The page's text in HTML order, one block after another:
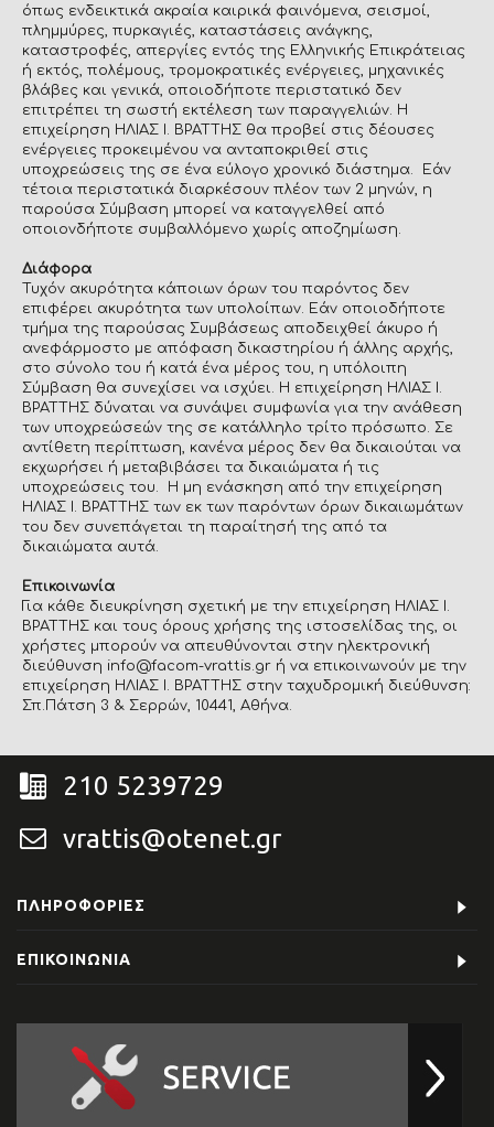
όπως ενδεικτικά ακραία καιρικά φαινόμενα, σεισμοί,
πλημμύρες, πυρκαγιές, καταστάσεις ανάγκης,
καταστροφές, απεργίες εντός της Ελληνικής Επικράτειας
ή εκτός, πολέμους, τρομοκρατικές ενέργειες, μηχανικές
βλάβες και γενικά, οποιοδήποτε περιστατικό δεν
επιτρέπει τη σωστή εκτέλεση των παραγγελιών. Η
επιχείρηση ΗΛΙΑΣ Ι. ΒΡΑΤΤΗΣ θα προβεί στις δέουσες
ενέργειες προκειμένου να ανταποκριθεί στις
υποχρεώσεις της σε ένα εύλογο χρονικό διάστημα. Εάν
τέτοια περιστατικά διαρκέσουν πλέον των 2 μηνών, η
παρούσα Σύμβαση μπορεί να καταγγελθεί από
οποιονδήποτε συμβαλλόμενο χωρίς αποζημίωση.
Διάφορα
Τυχόν ακυρότητα κάποιων όρων του παρόντος δεν
επιφέρει ακυρότητα των υπολοίπων. Εάν οποιοδήποτε
τμήμα της παρούσας Συμβάσεως αποδειχθεί άκυρο ή
ανεφάρμοστο με απόφαση δικαστηρίου ή άλλης αρχής,
στο σύνολο του ή κατά ένα μέρος του, η υπόλοιπη
Σύμβαση θα συνεχίσει να ισχύει. Η επιχείρηση ΗΛΙΑΣ Ι.
ΒΡΑΤΤΗΣ δύναται να συνάψει συμφωνία για την ανάθεση
των υποχρεώσεών της σε κατάλληλο τρίτο πρόσωπο. Σε
αντίθετη περίπτωση, κανένα μέρος δεν θα δικαιούται να
εκχωρήσει ή μεταβιβάσει τα δικαιώματα ή τις
υποχρεώσεις του. Η μη ενάσκηση από την επιχείρηση
ΗΛΙΑΣ Ι. ΒΡΑΤΤΗΣ των εκ των παρόντων όρων δικαιωμάτων
του δεν συνεπάγεται τη παραίτησή της από τα
δικαιώματα αυτά.
Επικοινωνία
Για κάθε διευκρίνηση σχετική με την επιχείρηση ΗΛΙΑΣ Ι.
ΒΡΑΤΤΗΣ και τους όρους χρήσης της ιστοσελίδας της, οι
χρήστες μπορούν να απευθύνονται στην ηλεκτρονική
διεύθυνση info@facom-vrattis.gr ή να επικοινωνούν με την
επιχείρηση ΗΛΙΑΣ Ι. ΒΡΑΤΤΗΣ στην ταχυδρομική διεύθυνση:
Σπ.Πάτση 3 & Σερρών, 10441, Αθήνα.
210 5239729
vrattis@otenet.gr
ΠΛΗΡΟΦΟΡΊΕΣ
ΕΠΙΚΟΙΝΩΝΊΑ